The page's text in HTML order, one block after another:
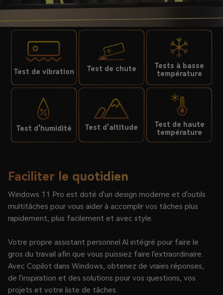
Test de vibration Test de chute
Tests à basse
température
Test d'humidité Test d'altitude
Test de haute
température
Faciliter le quotidien
Windows 11 Pro est doté d'un design moderne et d'outils
multitâches pour vous aider à accomplir vos tâches plus
rapidement, plus facilement et avec style.
Votre propre assistant personnel Al intégré pour faire le
gros du travail afin que vous puissiez faire l'extraordinaire.
Avec Copilot dans Windows, obtenez de vraies réponses,
de l'inspiration et des solutions pour vos questions, vos
projets et votre liste de tâches.